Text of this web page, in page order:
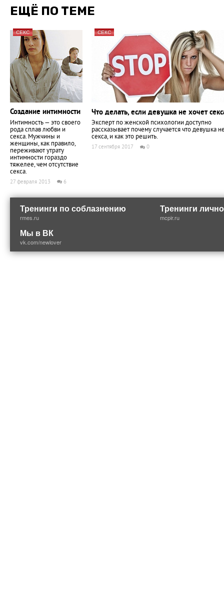
ЕЩЁ ПО ТЕМЕ
СЕКС
Создание интимности
Интимность — это своего
рода сплав любви и
секса. Мужчины и
женщины, как правило,
переживают утрату
интимности гораздо
тяжелее, чем отсутствие
секса.
27 февраля 2013 6
СЕКС
Что делать, если девушка не хочет
Эксперт по женской психологии доступно
рассказывает почему случается что девушка
секса, и как это решить.
17 сентября 2017 0
Тренинги по соблазнению
rmes.ru
Тренинги
mcpir.ru
Мы в ВК
vk.com/newlover